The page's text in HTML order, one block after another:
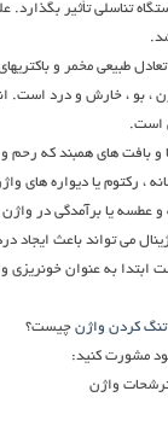
تناسلی تأثیر
طبیعی مخمر و
، بو ، خارش و درد است.
است.
و بافت های همبند که رحم
، رکتوم یا دیواره های
عطسه یا برآمدگی در
می تواند باعث ایجاد
به عنوان خونریزی
کردن واژن چیست؟
مشورت کنید:
ترشحات واژن